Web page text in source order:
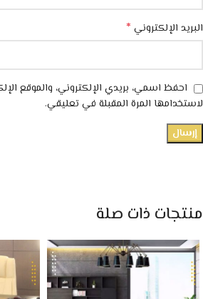
البريد الإلكتروني *
احفظ اسمي، بريدي الإلكتروني، والموقع
لاستخدامها المرة المقبلة في تعليقي.
منتجات ذات صلة